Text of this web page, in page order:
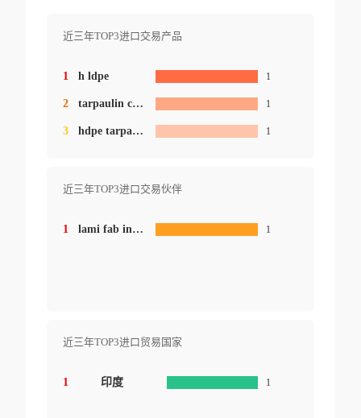
近三年TOP3进口交易产品
1 h ldpe 1
2 tarpaulin coated 1
3 hdpe tarpaulin 1
近三年TOP3进口交易伙伴
1 lami fab industries 1
近三年TOP3进口贸易国家
1 印度 1